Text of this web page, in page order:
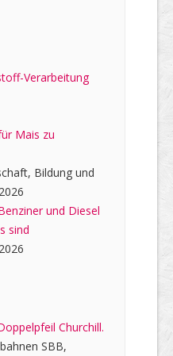
Verarbeitung
Mais zu
Bildung und
und Diesel
sind
Churchill.
SBB,